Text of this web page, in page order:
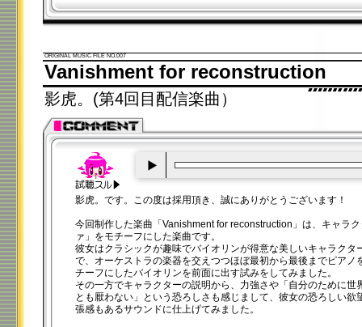
ORIGINAL MUSIC FILE NO.007
Vanishment for reconstruction
影虎。(第4回目配信楽曲）
影虎。です。この度は採用頂き、誠にありがとうございます！
今回制作した楽曲「Vanishment for reconstruction」は、キャラ
ァ」をモチーフにした楽曲です。
彼女はクラシックが趣味でバイオリンが得意な美しいキャラクタ
で、オーケストラの楽器を交えつつほぼ最初から最後までピアノ
チーフにしたバイオリンを前面に出す試みをしてみました。
その一方でキャラクターの説明から、力強さや「自分のために世
とも厭わない」という恐ろしさも感じまして、彼女の恐ろしい欲
張感もあるサウンドに仕上げてみました。